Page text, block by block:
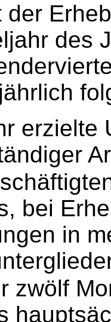
der
des
erzielte
bei
in
zwölf